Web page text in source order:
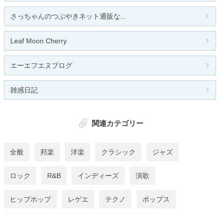
さっちゃんのつぶやきネット通販な...
Leaf Moon Cherry
エーエフエヌブログ
雑感日記
関連カテゴリー
全般 邦楽 洋楽 クラシック ジャズ
ロック R&B インディーズ 演歌
ヒップホップ レゲエ テクノ ポップス